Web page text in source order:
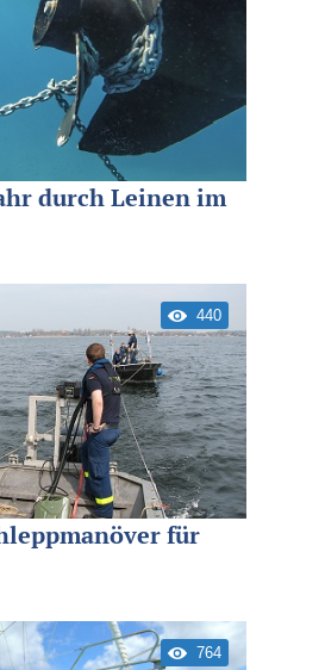
durch Leinen im
440
für
764